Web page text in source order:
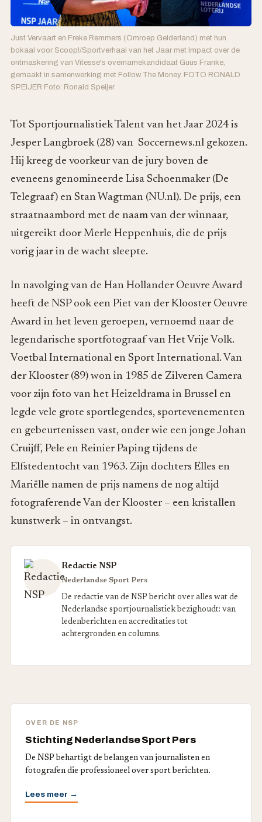
Just Vervaart en Freke Remmers (Omroep Gelderland) met hun
bokaal voor Scoop!/Sportverhaal van het Jaar met Impact over de
ontmaskering van Vitesse's overnamekandidaat Guus Franke,
gemaakt in samenwerking met Follow The Money. FOTO RONALD
SPEIJER Foto: Ronald Speijer
Tot Sportjournalistiek Talent van het Jaar 2024 is
Jesper Langbroek (28) van Soccernews.nl gekozen.
Hij kreeg de voorkeur van de jury boven de
eveneens genomineerde Lisa Schoenmaker (De
Telegraaf) en Stan Wagtman (NU.nl). De prijs, een
straatnaambord met de naam van der winnaar,
uitgereikt door Merle Heppenhuis, die de prijs
vorig jaar in de wacht sleepte.
In navolging van de Han Hollander Oeuvre Award
heeft de NSP ook een Piet van der Klooster Oeuvre
Award in het leven geroepen, vernoemd naar de
legendarische sportfotograaf van Het Vrije Volk.
Voetbal International en Sport International. Van
der Klooster (89) won in 1985 de Zilveren Camera
voor zijn foto van het Heizeldrama in Brussel en
legde vele grote sportlegendes, sportevenementen
en gebeurtenissen vast, onder wie een jonge Johan
Cruijff, Pele en Reinier Paping tijdens de
Elfstedentocht van 1963. Zijn dochters Elles en
Mariëlle namen de prijs namens de nog altijd
fotograferende Van der Klooster – een kristallen
kunstwerk – in ontvangst.
Redactie NSP
Nederlandse Sport Pers
De redactie van de NSP bericht over alles wat de
Nederlandse sportjournalistiek bezighoudt: van
ledenberichten en accreditaties tot
achtergronden en columns.
OVER DE NSP
Stichting Nederlandse Sport Pers
De NSP behartigt de belangen van journalisten en
fotografen die professioneel over sport berichten.
Lees meer →